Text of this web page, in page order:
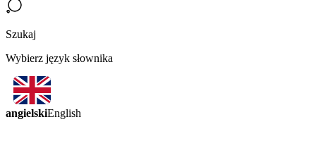
Szukaj
Wybierz język słownika
angielskiEnglish